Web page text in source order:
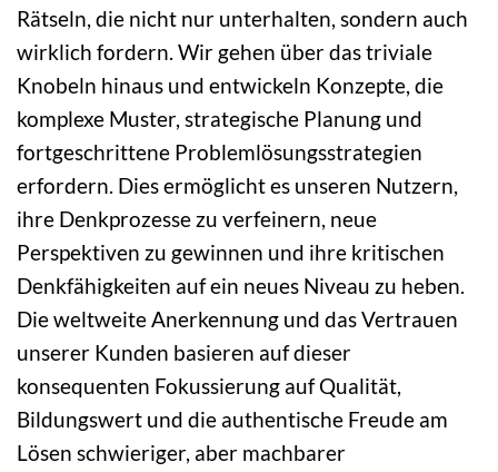
Rätseln, die nicht nur unterhalten, sondern auch
wirklich fordern. Wir gehen über das triviale
Knobeln hinaus und entwickeln Konzepte, die
komplexe Muster, strategische Planung und
fortgeschrittene Problemlösungsstrategien
erfordern. Dies ermöglicht es unseren Nutzern,
ihre Denkprozesse zu verfeinern, neue
Perspektiven zu gewinnen und ihre kritischen
Denkfähigkeiten auf ein neues Niveau zu heben.
Die weltweite Anerkennung und das Vertrauen
unserer Kunden basieren auf dieser
konsequenten Fokussierung auf Qualität,
Bildungswert und die authentische Freude am
Lösen schwieriger, aber machbarer